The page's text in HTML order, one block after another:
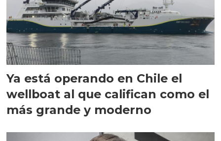
Ya está operando en Chile el
wellboat al que califican como el
más grande y moderno